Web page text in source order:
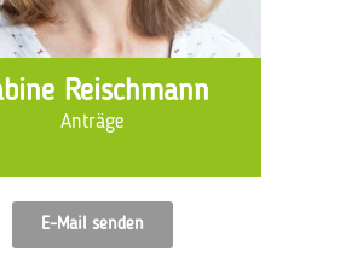
Reischmann
Anträge
E-Mail senden